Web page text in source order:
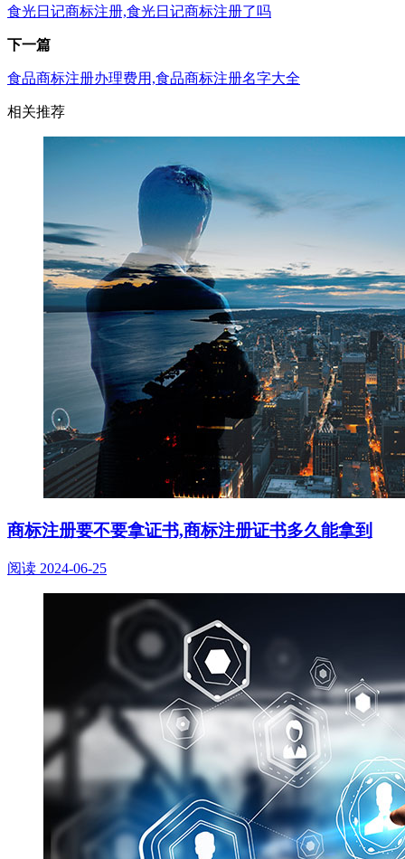
食光日记商标注册,食光日记商标注册了吗
下一篇
食品商标注册办理费用,食品商标注册名字大全
相关推荐
商标注册要不要拿证书,商标注册证书多久能拿到
阅读 2024-06-25